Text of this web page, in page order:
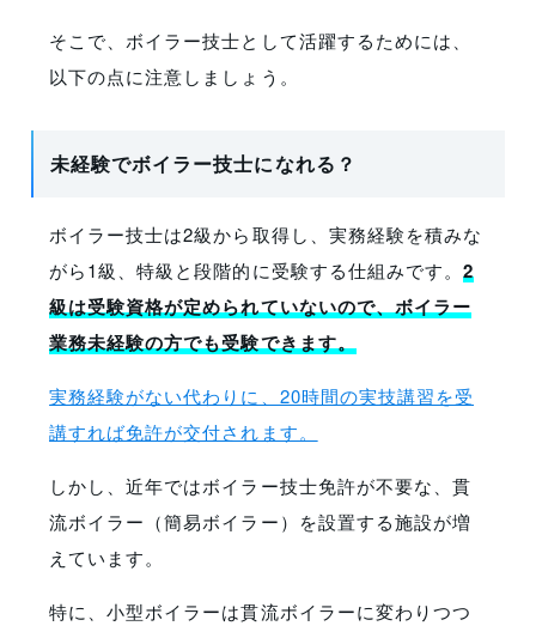
そこで、ボイラー技士として活躍するためには、
以下の点に注意しましょう。
未経験でボイラー技士になれる？
ボイラー技士は2級から取得し、実務経験を積みな
がら1級、特級と段階的に受験する仕組みです。 2
級は受験資格が定められていないので、ボイラー
業務未経験の方でも受験できます。
実務経験がない代わりに、20時間の実技講習を受
講すれば免許が交付されます。
しかし、近年ではボイラー技士免許が不要な、貫
流ボイラー（簡易ボイラー）を設置する施設が増
えています。
特に、小型ボイラーは貫流ボイラーに変わりつつ